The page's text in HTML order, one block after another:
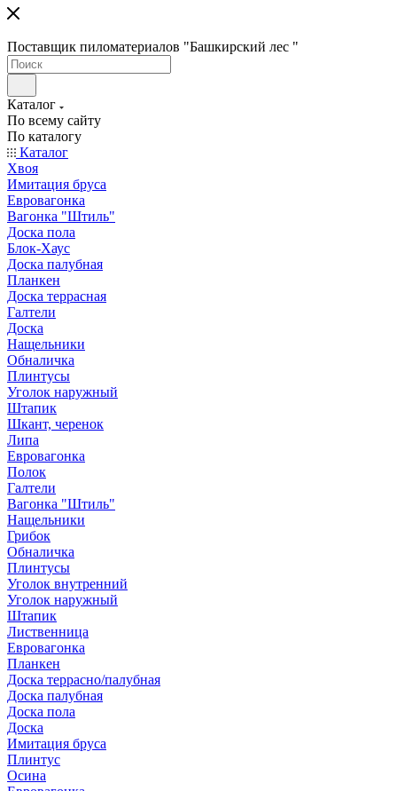
Поставщик пиломатериалов "Башкирский лес "
Каталог
По всему сайту
По каталогу
Каталог
Хвоя
Имитация бруса
Евровагонка
Вагонка "Штиль"
Доска пола
Блок-Хаус
Доска палубная
Планкен
Доска террасная
Галтели
Доска
Нащельники
Обналичка
Плинтусы
Уголок наружный
Штапик
Шкант, черенок
Липа
Евровагонка
Полок
Галтели
Вагонка "Штиль"
Нащельники
Грибок
Обналичка
Плинтусы
Уголок внутренний
Уголок наружный
Штапик
Лиственница
Евровагонка
Планкен
Доска террасно/палубная
Доска палубная
Доска пола
Доска
Имитация бруса
Плинтус
Осина